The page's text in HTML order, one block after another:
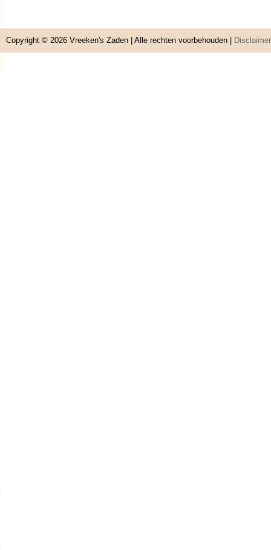
Copyright © 2026 Vreeken's Zaden | Alle rechten voorbehouden | Disclaimer